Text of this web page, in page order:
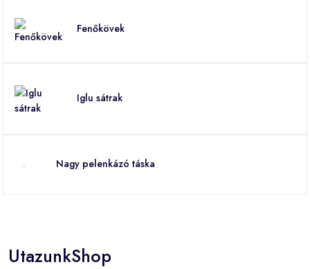
Fenőkövek
Iglu sátrak
Nagy pelenkázó táska
UtazunkShop